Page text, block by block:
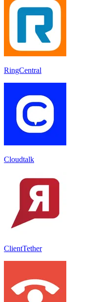
RingCentral
Cloudtalk
ClientTether